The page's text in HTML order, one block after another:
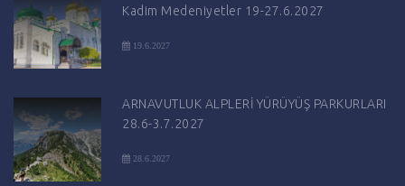
Kadim Medeniyetler 19-27.6.2027
19.6.2027
ARNAVUTLUK ALPLERİ YÜRÜYÜŞ PARKURLARI
28.6-3.7.2027
28.6.2027